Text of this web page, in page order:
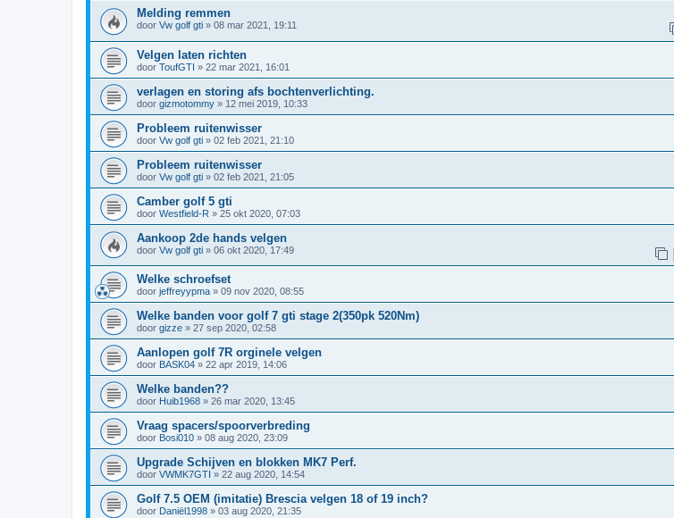
Melding remmen
door Vw golf gti » 08 mar 2021, 19:11
Velgen laten richten
door ToufGTI » 22 mar 2021, 16:01
verlagen en storing afs bochtenverlichting.
door gizmotommy » 12 mei 2019, 10:33
Probleem ruitenwisser
door Vw golf gti » 02 feb 2021, 21:10
Probleem ruitenwisser
door Vw golf gti » 02 feb 2021, 21:05
Camber golf 5 gti
door Westfield-R » 25 okt 2020, 07:03
Aankoop 2de hands velgen
door Vw golf gti » 06 okt 2020, 17:49
Welke schroefset
door jeffreyypma » 09 nov 2020, 08:55
Welke banden voor golf 7 gti stage 2(350pk 520Nm)
door gizze » 27 sep 2020, 02:58
Aanlopen golf 7R orginele velgen
door BASK04 » 22 apr 2019, 14:06
Welke banden??
door Huib1968 » 26 mar 2020, 13:45
Vraag spacers/spoorverbreding
door Bosi010 » 08 aug 2020, 23:09
Upgrade Schijven en blokken MK7 Perf.
door VWMK7GTI » 22 aug 2020, 14:54
Golf 7.5 OEM (imitatie) Brescia velgen 18 of 19 inch?
door Daniël1998 » 03 aug 2020, 21:35